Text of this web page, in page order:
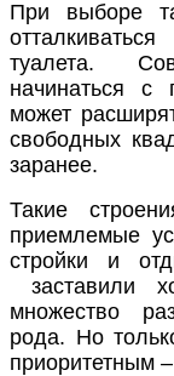
При выборе
туалета.
начинаться с
может
свободных
заранее.
Такие
приемлемые
стройки и
заставили
множество
рода. Но
приоритетным